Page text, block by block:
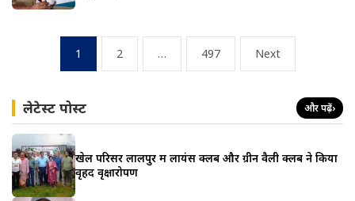
pagination
1 2 … 497 Next
लेटेस्ट पोस्ट और पढ़ें›
खेल परिसर लालपुर में लायंस क्लब और ग्रीन वैली क्लब ने किया
वृहद वृक्षारोपण